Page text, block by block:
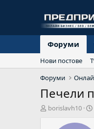
Форуми
Нови постове
Форуми
Печели
А
borislavh10